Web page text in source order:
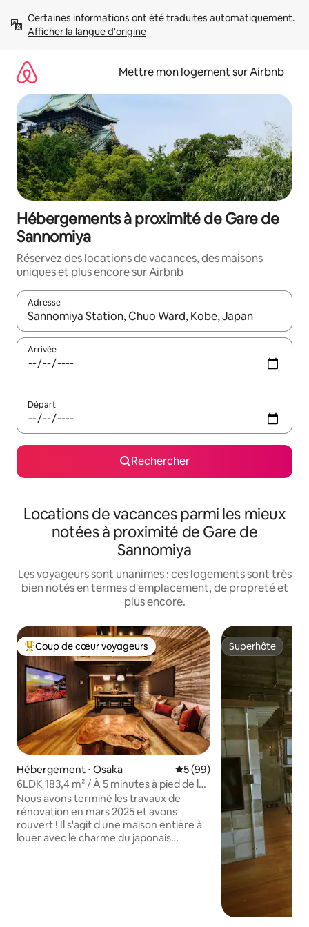
directement
Afficher la langue d'origine
Mettre mon logement sur Airbnb
Hébergements à proximité de Gare de
Sannomiya
Réservez des locations de vacances, des maisons
uniques et plus encore sur Airbnb
Adresse
Lorsque les résultats s'affichent, utilisez les flèches vers le
Arrivée
Départ
Rechercher
Locations de vacances parmi les mieux
notées à proximité de Gare de
Sannomiya
Les voyageurs sont unanimes : ces logements sont très
bien notés en termes d'emplacement, de propreté et
plus encore.
Coups de cœur voyageurs les plus appréciés
Coup de cœur voyageurs
Hébergement ⋅ Osaka Évaluation moyenne sur la
5 (99)
6LDK 183,4 m² / À 5 minutes à pied de la
gare la plus proche / À 15 minutes en
train de l'USJ / "En"
Nous avons terminé les travaux de
rénovation en mars 2025 et avons
rouvert ! Il s'agit d'une maison entière à
louer avec le charme du japonais
Superhôte
Superhôte